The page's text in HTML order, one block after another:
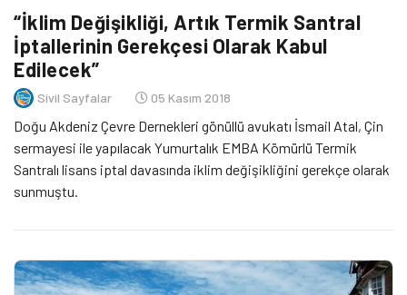
“İklim Değişikliği, Artık Termik Santral
İptallerinin Gerekçesi Olarak Kabul
Edilecek”
Sivil Sayfalar 05 Kasım 2018
Doğu Akdeniz Çevre Dernekleri gönüllü avukatı İsmail Atal, Çin
sermayesi ile yapılacak Yumurtalık EMBA Kömürlü Termik
Santralı lisans iptal davasında iklim değişikliğini gerekçe olarak
sunmuştu.